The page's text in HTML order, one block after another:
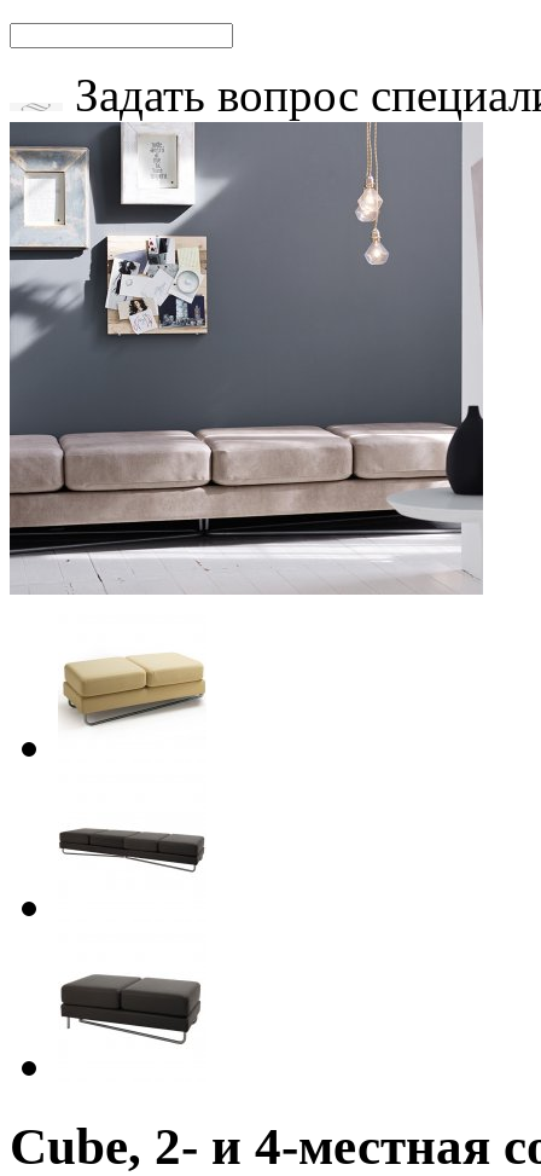
Задать вопрос
Cube, 2- и 4-местная